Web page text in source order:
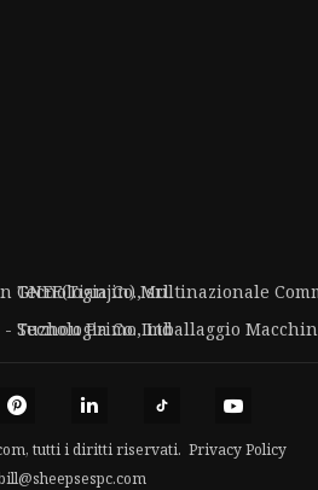
Tecnologia Co., srl
GNEE(Tianjin) Multinazionale
Tecnologia Co., Ltd
Suzhou Primo Imballaggio
tutti i diritti riservati. Privacy Policy